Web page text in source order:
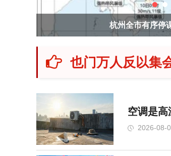
杭州全市有序停
也门万人反以集
空调是
2026-08-